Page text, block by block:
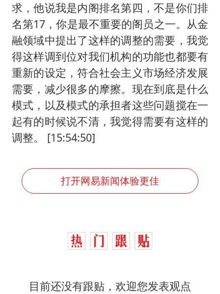
求，他说我是内阁排名第四，不是你们排
名第17，你是最不重要的阁员之一。从金
融领域中提出了这样的调整的需要，我觉
得这样调到位对我们机构的功能也都要有
重新的设定，符合社会主义市场经济发展
需要，减少很多的摩擦。现在到底是什么
模式，以及模式的承担者这些问题搅在一
起有的时候说不清，我觉得需要有这样的
调整。 [15:54:50]
打开网易新闻体验更佳
目前还没有跟贴，欢迎您发表观点